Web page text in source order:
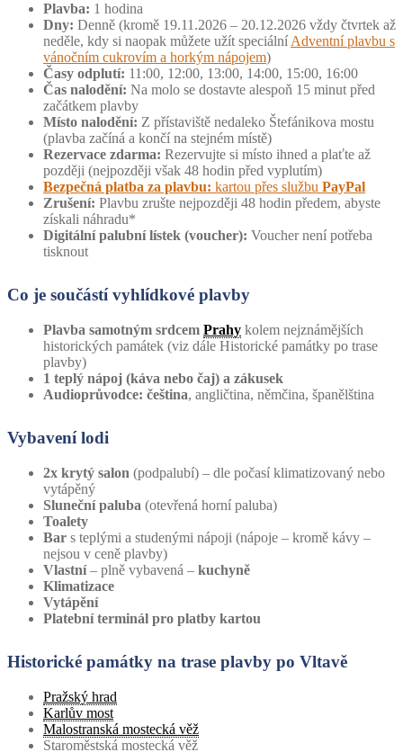
Plavba: 1 hodina
Dny: Denně (kromě 19.11.2026 – 20.12.2026 vždy čtvrtek až
neděle, kdy si naopak můžete užít speciální Adventní plavbu s
vánočním cukrovím a horkým nápojem)
Časy odplutí: 11:00, 12:00, 13:00, 14:00, 15:00, 16:00
Čas nalodění: Na molo se dostavte alespoň 15 minut před
začátkem plavby
Místo nalodění: Z přístaviště nedaleko Štefánikova mostu
(plavba začíná a končí na stejném místě)
Rezervace zdarma: Rezervujte si místo ihned a plaťte až
později (nejpozději však 48 hodin před vyplutím)
Bezpečná platba za plavbu: kartou přes službu PayPal
Zrušení: Plavbu zrušte nejpozději 48 hodin předem, abyste
získali náhradu*
Digitální palubní lístek (voucher): Voucher není potřeba
tisknout
Co je součástí vyhlídkové plavby
Plavba samotným srdcem Prahy kolem nejznámějších
historických památek (viz dále Historické památky po trase
plavby)
1 teplý nápoj (káva nebo čaj) a zákusek
Audioprůvodce: čeština, angličtina, němčina, španělština
Vybavení lodi
2x krytý salon (podpalubí) – dle počasí klimatizovaný nebo
vytápěný
Sluneční paluba (otevřená horní paluba)
Toalety
Bar s teplými a studenými nápoji (nápoje – kromě kávy –
nejsou v ceně plavby)
Vlastní– plně vybavená – kuchyně
Klimatizace
Vytápění
Platební terminál pro platby kartou
Historické památky na trase plavby po Vltavě
Pražský hrad
Karlův most
Malostranská mostecká věž
Staroměstská mostecká věž